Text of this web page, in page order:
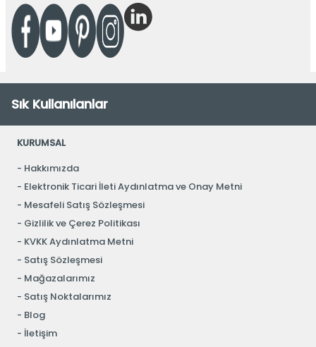
Sık Kullanılanlar
KURUMSAL
Hakkımızda
Elektronik Ticari İleti Aydınlatma ve Onay Metni
Mesafeli Satış Sözleşmesi
Gizlilik ve Çerez Politikası
KVKK Aydınlatma Metni
Satış Sözleşmesi
Mağazalarımız
Satış Noktalarımız
Blog
İletişim